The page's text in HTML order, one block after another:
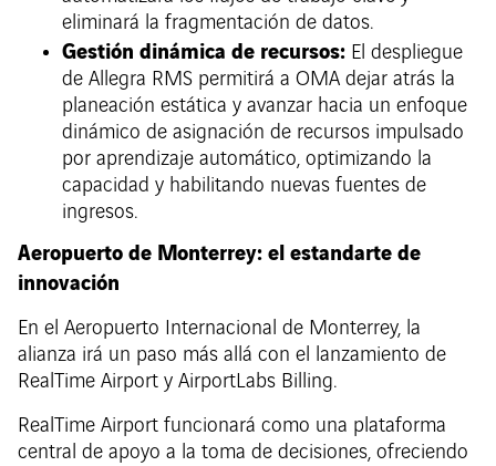
eliminará la fragmentación de datos.
Gestión dinámica de recursos: El despliegue
de Allegra RMS permitirá a OMA dejar atrás la
planeación estática y avanzar hacia un enfoque
dinámico de asignación de recursos impulsado
por aprendizaje automático, optimizando la
capacidad y habilitando nuevas fuentes de
ingresos.
Aeropuerto de Monterrey: el estandarte de
innovación
En el Aeropuerto Internacional de Monterrey, la
alianza irá un paso más allá con el lanzamiento de
RealTime Airport y AirportLabs Billing.
RealTime Airport funcionará como una plataforma
central de apoyo a la toma de decisiones, ofreciendo